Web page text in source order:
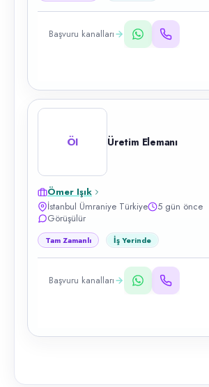
Başvuru kanalları
ÖI Üretim Elemanı
Ömer Işık
İstanbul Ümraniye Türkiye
5 gün önce
Görüşülür
Tam Zamanlı İş Yerinde
Başvuru kanalları